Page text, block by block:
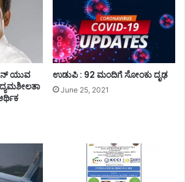
ಯುವ
ಉಡುಪಿ : 92 ಮಂದಿಗೆ ಸೋಂಕು ದೃಢ
June 25, 2021